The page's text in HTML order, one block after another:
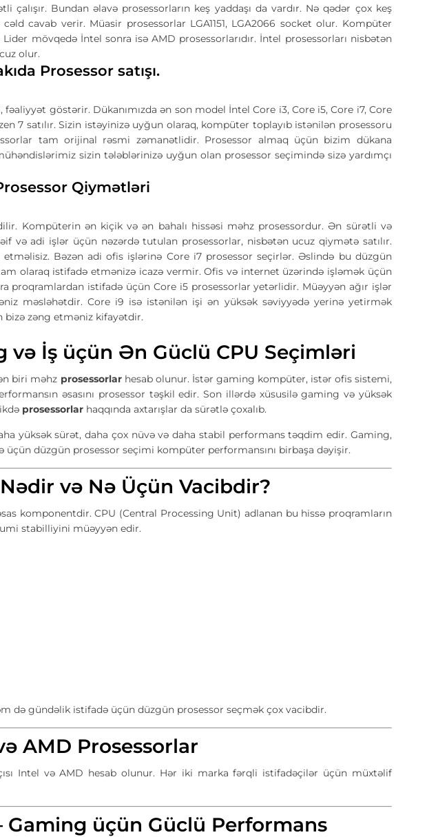
çalışır. Bundan əlavə prosessorların keş yaddaşı da vardır. Nə qədər çox keş
cavab verir. Müasir prosessorlar LGA1151, LGA2066 socket olur. Kompüter
mövqedə İntel sonra isə AMD prosessorlarıdır. İntel prosessorları nisbətən
olur.
Prosessor satışı.
göstərir. Dükanımızda ən son model İntel Core i3, Core i5, Core i7, Core
7 satılır. Sizin istəyinizə uyğun olaraq, kompüter toplayıb istənilən prosessoru
tam orijinal rəsmi zəmanətlidir. Prosessor almaq üçün bizim dükana
sizin tələblərinizə uyğun olan prosessor seçimində sizə yardımçı
Qiymətləri
Kompüterin ən kiçik və ən bahalı hissəsi məhz prosessordur. Ən sürətli və
və adi işlər üçün nəzərdə tutulan prosessorlar, nisbətən ucuz qiymətə satılır.
Bəzən adi ofis işlərinə Core i7 prosessor seçirlər. Əslində bu düzgün
olaraq istifadə etmənizə icazə vermir. Ofis və internet üzərində işləmək üçün
proqramlardan istifadə üçün Core i5 prosessorlar yetərlidir. Müəyyən ağır işlər
məsləhətdir. Core i9 isə istənilən işi ən yüksək səviyyədə yerinə yetirmək
bizə zəng etməniz kifayətdir.
və İş üçün Ən Güclü CPU Seçimləri
biri məhz prosessorlarhesab olunur. İstər gaming kompüter, istər ofis sistemi,
əsasını prosessor təşkil edir. Son illərdə xüsusilə gaming və yüksək
prosessorlar haqqında axtarışlar da sürətlə çoxalıb.
yüksək sürət, daha çox nüvə və daha stabil performans təqdim edir. Gaming,
düzgün prosessor seçimi kompüter performansını birbaşa dəyişir.
və Nə Üçün Vacibdir?
komponentdir. CPU (Central Processing Unit) adlanan bu hissə proqramların
stabilliyini müəyyən edir.
də gündəlik istifadə üçün düzgün prosessor seçmək çox vacibdir.
AMD Prosessorlar
Intel və AMD hesab olunur. Hər iki marka fərqli istifadəçilər üçün müxtəlif
Gaming üçün Güclü Performans